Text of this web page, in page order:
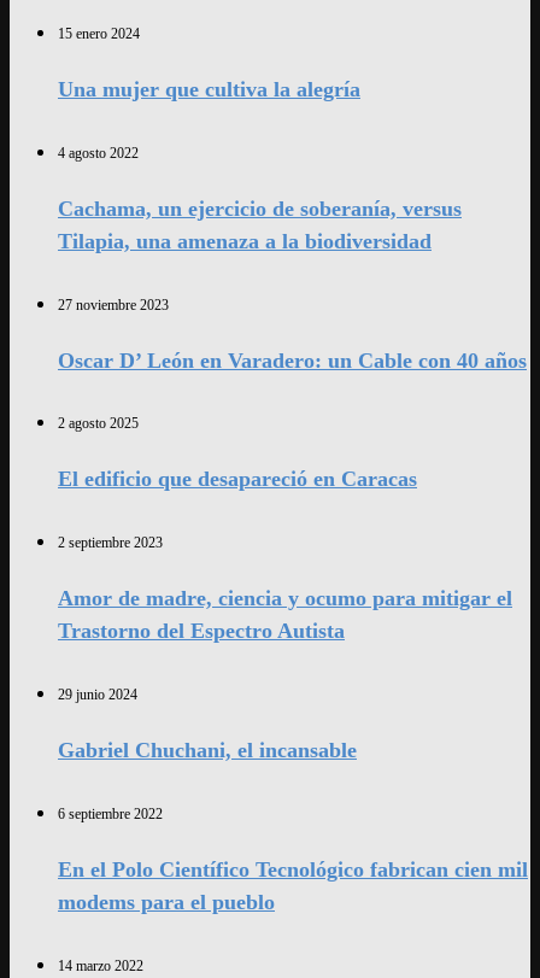
15 enero 2024
Una mujer que cultiva la alegría
4 agosto 2022
Cachama, un ejercicio de soberanía, versus
Tilapia, una amenaza a la biodiversidad
27 noviembre 2023
Oscar D’ León en Varadero: un Cable con 40 años
2 agosto 2025
El edificio que desapareció en Caracas
2 septiembre 2023
Amor de madre, ciencia y ocumo para mitigar el
Trastorno del Espectro Autista
29 junio 2024
Gabriel Chuchani, el incansable
6 septiembre 2022
En el Polo Científico Tecnológico fabrican cien mil
modems para el pueblo
14 marzo 2022